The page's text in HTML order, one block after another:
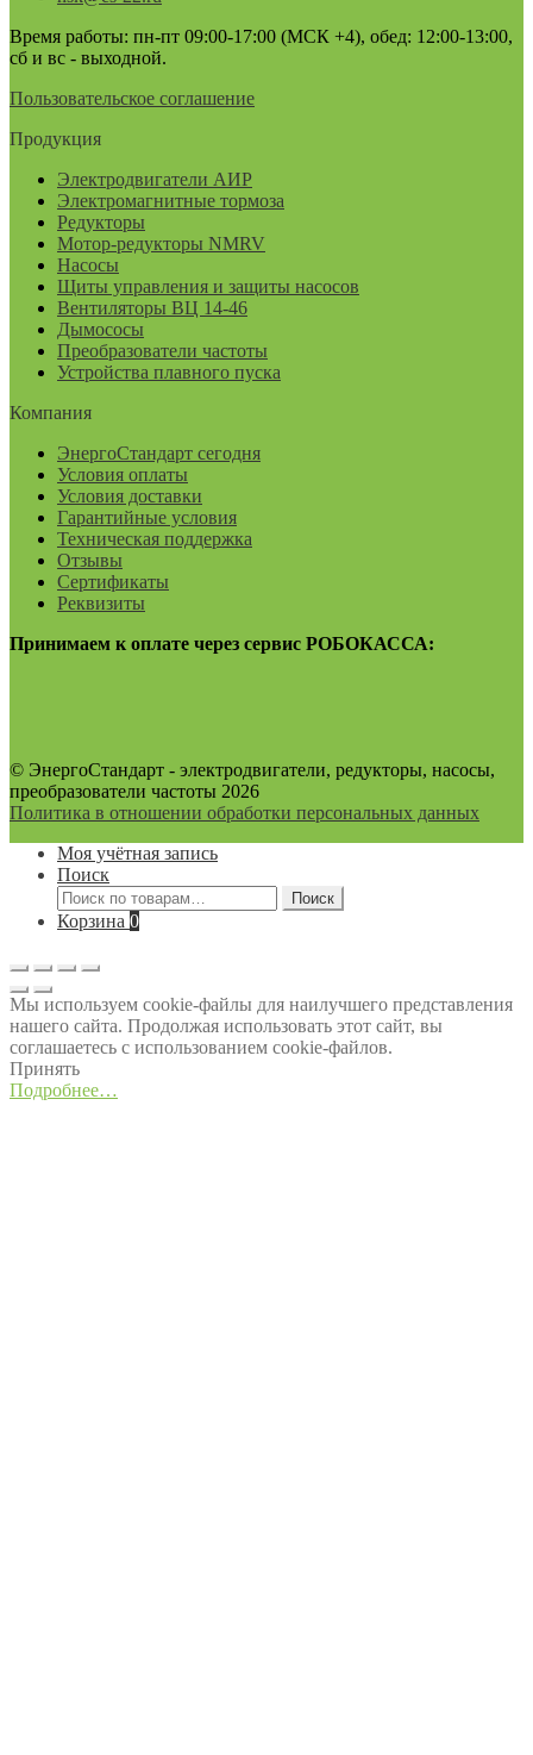
Время работы: пн-пт 09:00-17:00 (МСК +4), обед: 12:00-13:00,
сб и вс - выходной.
Пользовательское соглашение
Продукция
Электродвигатели АИР
Электромагнитные тормоза
Редукторы
Мотор-редукторы NMRV
Насосы
Щиты управления и защиты насосов
Вентиляторы ВЦ 14-46
Дымососы
Преобразователи частоты
Устройства плавного пуска
Компания
ЭнергоСтандарт сегодня
Условия оплаты
Условия доставки
Гарантийные условия
Техническая поддержка
Отзывы
Сертификаты
Реквизиты
Принимаем к оплате через сервис РОБОКАССА:
© ЭнергоСтандарт - электродвигатели, редукторы, насосы,
преобразователи частоты 2026
Политика в отношении обработки персональных данных
Моя учётная запись
Поиск
Искать:
Поиск
Корзина 0
Мы используем cookie-файлы для наилучшего представления
нашего сайта. Продолжая использовать этот сайт, вы
соглашаетесь с использованием cookie-файлов.
Принять
Подробнее…